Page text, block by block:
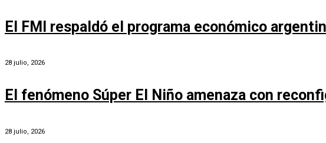
El FMI respaldó el programa económico
28 julio, 2026
El fenómeno Súper El Niño amenaza con
28 julio, 2026